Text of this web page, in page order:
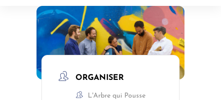
ORGANISER
L'Arbre qui Pousse